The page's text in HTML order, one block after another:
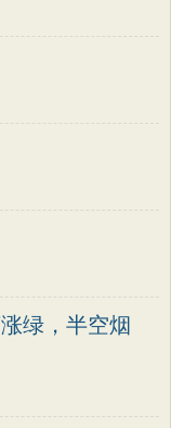
绿，半空烟